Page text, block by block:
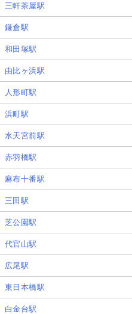
三軒茶屋駅
鎌倉駅
和田塚駅
由比ヶ浜駅
人形町駅
浜町駅
水天宮前駅
赤羽橋駅
麻布十番駅
三田駅
芝公園駅
代官山駅
広尾駅
東日本橋駅
白金台駅